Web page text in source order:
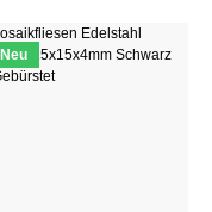
Neu